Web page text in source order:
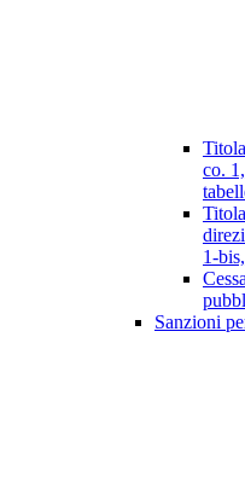
co.
1-
Sanzioni